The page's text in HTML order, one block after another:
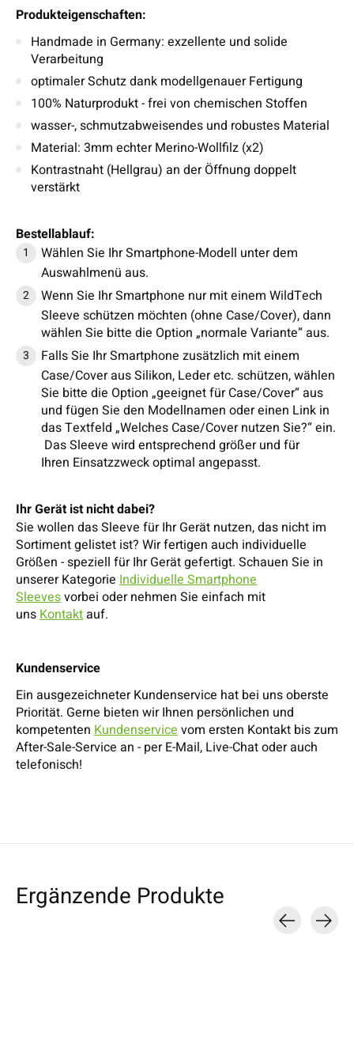
Produkteigenschaften:
Handmade in Germany: exzellente und solide
Verarbeitung
optimaler Schutz dank modellgenauer Fertigung
100% Naturprodukt - frei von chemischen Stoffen
wasser-, schmutzabweisendes und robustes Material
Material: 3mm echter Merino-Wollfilz (x2)
Kontrastnaht (Hellgrau) an der Öffnung doppelt
verstärkt
Bestellablauf:
Wählen Sie Ihr Smartphone-Modell unter dem
Auswahlmenü aus.
Wenn Sie Ihr Smartphone nur mit einem WildTech
Sleeve schützen möchten (ohne Case/Cover), dann
wählen Sie bitte die Option „normale Variante“ aus.
Falls Sie Ihr Smartphone zusätzlich mit einem
Case/Cover aus Silikon, Leder etc. schützen, wählen
Sie bitte die Option „geeignet für Case/Cover“ aus
und fügen Sie den Modellnamen oder einen Link in
das Textfeld „Welches Case/Cover nutzen Sie?“ ein.
Das Sleeve wird entsprechend größer und für
Ihren Einsatzzweck optimal angepasst.
Ihr Gerät ist nicht dabei?
Sie wollen das Sleeve für Ihr Gerät nutzen, das nicht im
Sortiment gelistet ist? Wir fertigen auch individuelle
Größen - speziell für Ihr Gerät gefertigt. Schauen Sie in
unserer Kategorie Individuelle Smartphone
Sleevesvorbei oder nehmen Sie einfach mit
unsKontaktauf.
Kundenservice
Ein ausgezeichneter Kundenservice hat bei uns oberste
Priorität. Gerne bieten wir Ihnen persönlichen und
kompetenten Kundenservicevom ersten Kontakt bis zum
After-Sale-Service an - per E-Mail, Live-Chat oder auch
telefonisch!
Ergänzende Produkte